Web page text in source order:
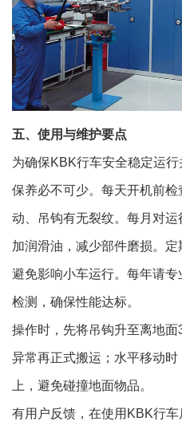
五、使用与维护要点
为确保KBK行车安全稳定运
保养必不可少。每天开机前
动、吊钩有无裂纹。每月对
加润滑油，减少部件磨损。定
避免影响小车运行。每年请
检测，确保性能达标。
操作时，先将吊钩升至离地
异常再正式搬运；水平移动
上，避免碰撞地面物品。
有用户反馈，在使用KBK行